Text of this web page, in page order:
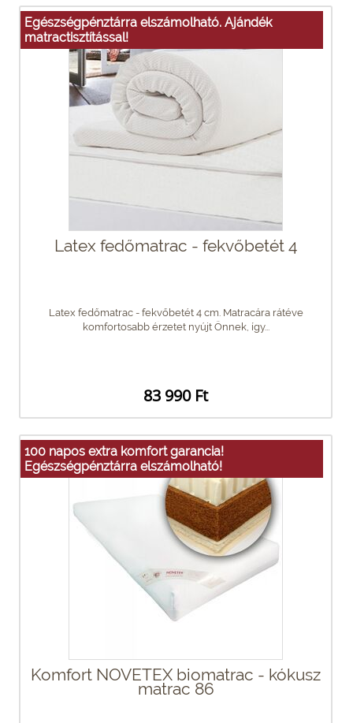
Egészségpénztárra elszámolható. Ajándék
matractisztítással!
Latex fedőmatrac - fekvőbetét 4
Latex fedőmatrac - fekvőbetét 4 cm. Matracára rátéve
komfortosabb érzetet nyújt Önnek, így...
83 990 Ft
100 napos extra komfort garancia!
Egészségpénztárra elszámolható!
Komfort NOVETEX biomatrac - kókusz
matrac 86